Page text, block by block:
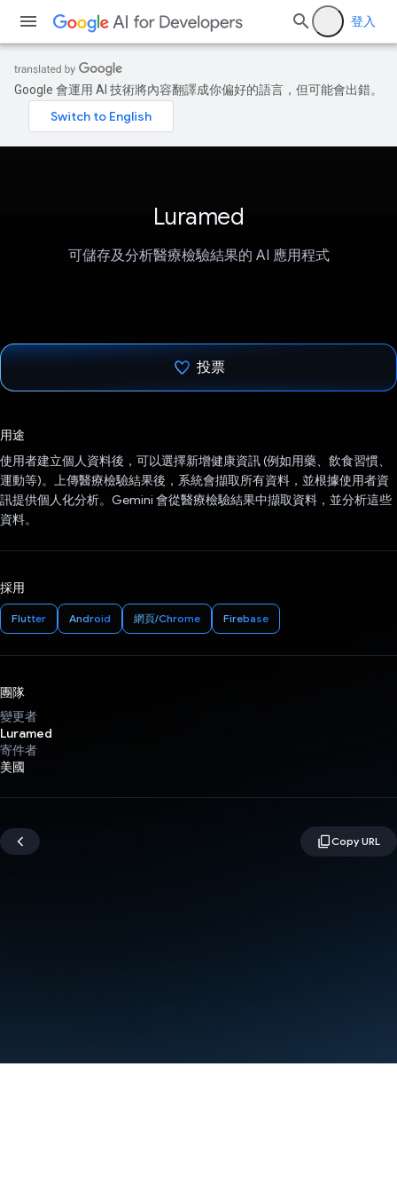
登入
Google 會運用 AI 技術將內容翻譯成你偏好的語言，但可能會出錯。
Luramed
可儲存及分析醫療檢驗結果的 AI 應用程式
投票
用途
使用者建立個人資料後，可以選擇新增健康資訊 (例如用藥、飲食習慣、
運動等)。上傳醫療檢驗結果後，系統會擷取所有資料，並根據使用者資
訊提供個人化分析。Gemini 會從醫療檢驗結果中擷取資料，並分析這些
資料。
採用
Flutter Android 網頁/Chrome Firebase
團隊
變更者
Luramed
寄件者
美國